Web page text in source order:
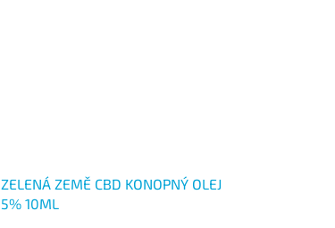
ZELENÁ ZEMĚ CBD KONOPNÝ OLEJ
5% 10ML